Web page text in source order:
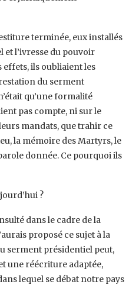
terminée, eux installés
et l’ivresse ‎du pouvoir
ils oubliaient les
du serment
qu’une formalité
pas compte, ni sur le
mandats, que trahir ce
la mémoire des Martyrs, le
donnée. Ce ‎pourquoi ils
?
dans le cadre de la
proposé ce ‎sujet à la
serment présidentiel peut,
‎une réécriture adaptée,
lequel se débat notre pays